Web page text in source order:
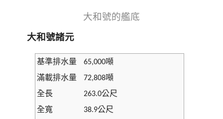
大和號的艦底
大和號諸元
基準排水量 65,000噸
滿載排水量
72,808噸
全長
263.0公尺
全寬
38.9公尺